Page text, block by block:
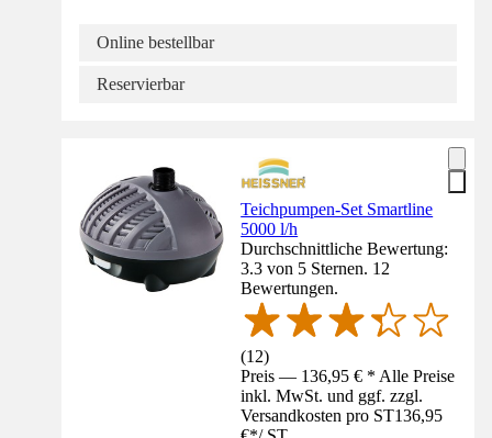
Online bestellbar
Reservierbar
Teichpumpen-Set Smartline
5000 l/h
Durchschnittliche Bewertung:
3.3 von 5 Sternen. 12
Bewertungen.
(12)
Preis — 136,95 € * Alle Preise
inkl. MwSt. und ggf. zzgl.
Versandkosten pro ST136,95